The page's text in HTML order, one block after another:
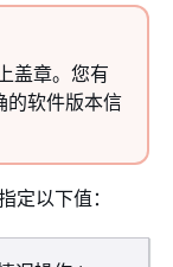
盖章。您有
的软件版本信
定以下值：